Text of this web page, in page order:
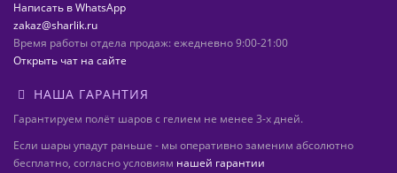
Написать в WhatsApp
zakaz@sharlik.ru
Время работы отдела продаж: ежедневно 9:00-21:00
Открыть чат на сайте
НАША ГАРАНТИЯ
Гарантируем полёт шаров с гелием не менее 3-х дней.
Если шары упадут раньше - мы оперативно заменим абсолютно
бесплатно, согласно условиям нашей гарантии